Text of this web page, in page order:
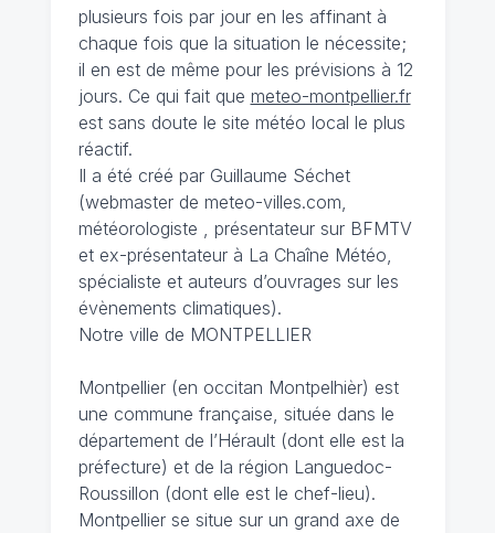
plusieurs fois par jour en les affinant à
chaque fois que la situation le nécessite;
il en est de même pour les prévisions à 12
jours. Ce qui fait que meteo-montpellier.fr
est sans doute le site météo local le plus
réactif.
Il a été créé par Guillaume Séchet
(webmaster de meteo-villes.com,
météorologiste , présentateur sur BFMTV
et ex-présentateur à La Chaîne Météo,
spécialiste et auteurs d’ouvrages sur les
évènements climatiques).
Notre ville de MONTPELLIER
Montpellier (en occitan Montpelhièr) est
une commune française, située dans le
département de l’Hérault (dont elle est la
préfecture) et de la région Languedoc-
Roussillon (dont elle est le chef-lieu).
Montpellier se situe sur un grand axe de